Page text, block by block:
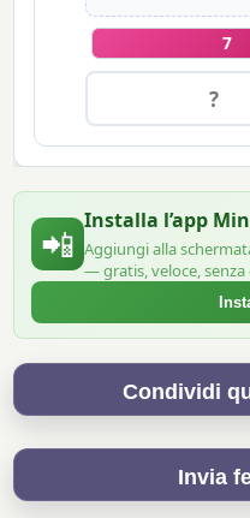
7
📲
Installa l’app
Aggiungi alla
— gratis, veloce,
Condividi
Invia